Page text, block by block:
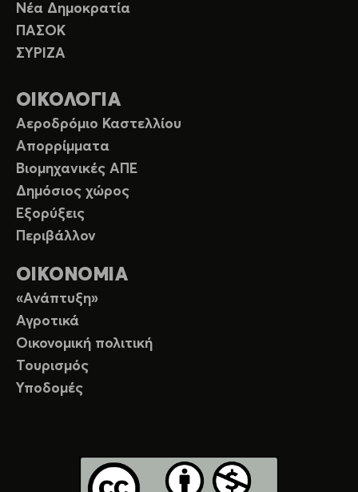
Νέα Δημοκρατία
ΠΑΣΟΚ
ΣΥΡΙΖΑ
ΟΙΚΟΛΟΓΙΑ
Αεροδρόμιο Καστελλίου
Απορρίμματα
Βιομηχανικές ΑΠΕ
Δημόσιος χώρος
Εξορύξεις
Περιβάλλον
ΟΙΚΟΝΟΜΙΑ
«Ανάπτυξη»
Αγροτικά
Οικονομική πολιτική
Τουρισμός
Υποδομές